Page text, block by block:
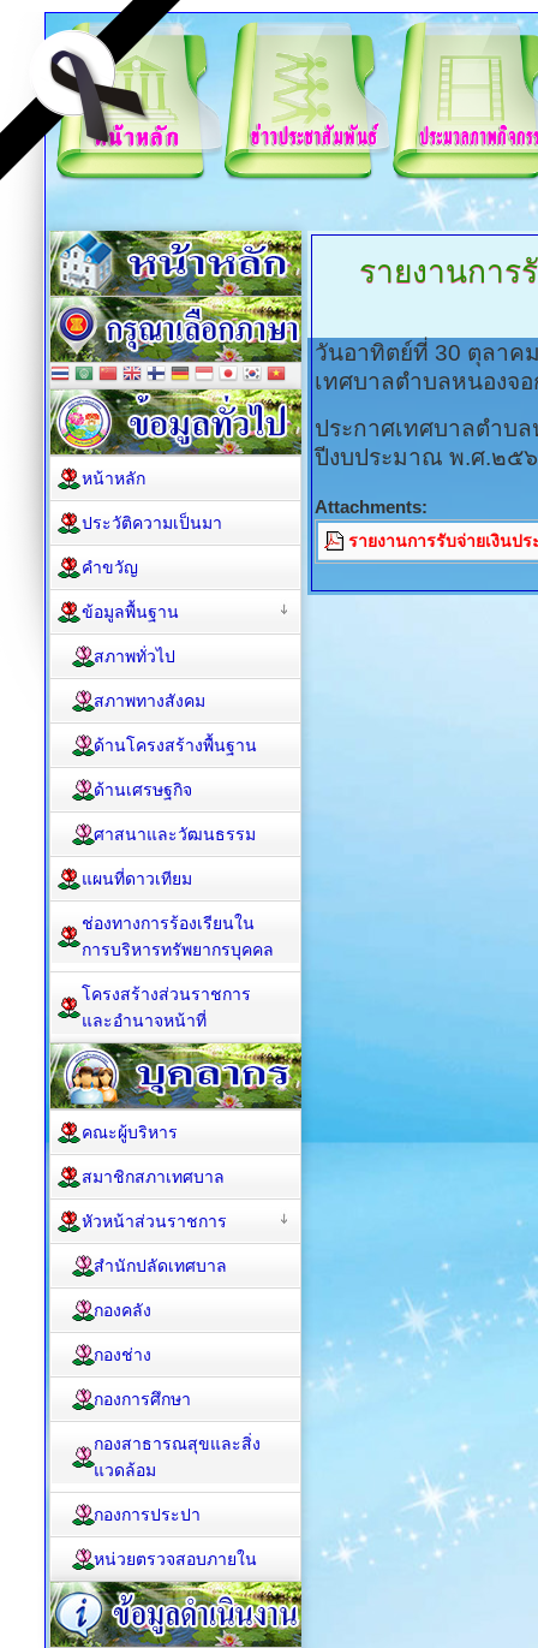
รายงานการ
วันอาทิตย์ที่ 30 ตุลาค
เทศบาลตำบลหนองจ
ประกาศเทศบาลตำบล
ปีงบประมาณ พ.ศ.๒๕
Attachments:
รายงานการรับจ่ายเงิน
หน้าหลัก
ประวัติความเป็นมา
คำขวัญ
ข้อมูลพื้นฐาน
สภาพทั่วไป
สภาพทางสังคม
ด้านโครงสร้างพื้นฐาน
ด้านเศรษฐกิจ
ศาสนาและวัฒนธรรม
แผนที่ดาวเทียม
ช่องทางการร้องเรียนใน
การบริหารทรัพยากรบุคคล
โครงสร้างส่วนราชการ
และอำนาจหน้าที่
คณะผู้บริหาร
สมาชิกสภาเทศบาล
หัวหน้าส่วนราชการ
สำนักปลัดเทศบาล
กองคลัง
กองช่าง
กองการศึกษา
กองสาธารณสุขและสิ่ง
แวดล้อม
กองการประปา
หน่วยตรวจสอบภายใน